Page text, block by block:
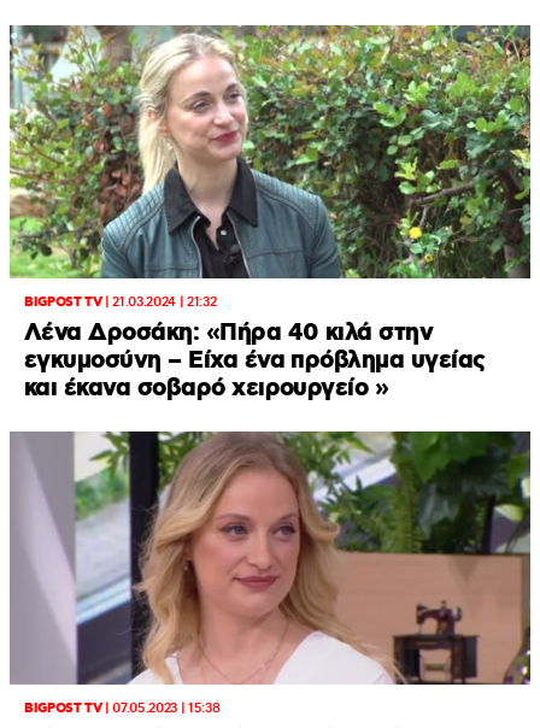
BIGPOST TV|21.03.2024 | 21:32
Λένα Δροσάκη: «Πήρα 40 κιλά στην
εγκυμοσύνη – Είχα ένα πρόβλημα υγείας
και έκανα σοβαρό χειρουργείο »
BIGPOST TV|07.05.2023 | 15:38